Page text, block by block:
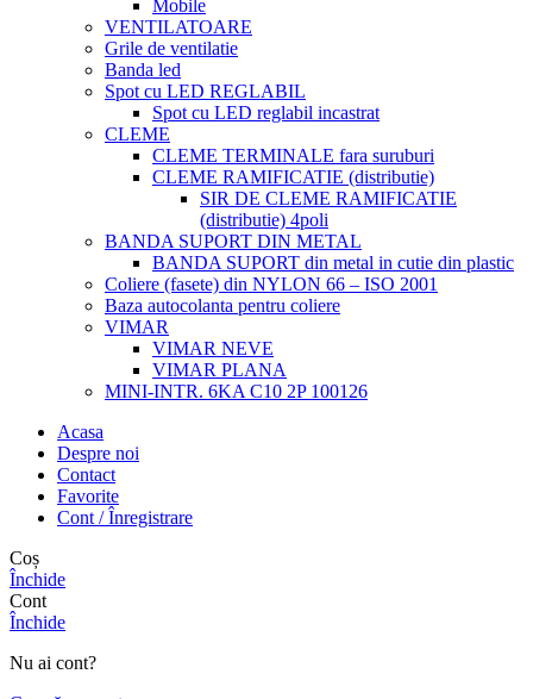
Mobile
VENTILATOARE
Grile de ventilatie
Banda led
Spot cu LED REGLABIL
Spot cu LED reglabil incastrat
CLEME
CLEME TERMINALE fara suruburi
CLEME RAMIFICATIE (distributie)
SIR DE CLEME RAMIFICATIE
(distributie) 4poli
BANDA SUPORT DIN METAL
BANDA SUPORT din metal in cutie din plastic
Coliere (fasete) din NYLON 66 – ISO 2001
Baza autocolanta pentru coliere
VIMAR
VIMAR NEVE
VIMAR PLANA
MINI-INTR. 6KA C10 2P 100126
Acasa
Despre noi
Contact
Favorite
Cont / Înregistrare
Coș
Închide
Cont
Închide
Nu ai cont?